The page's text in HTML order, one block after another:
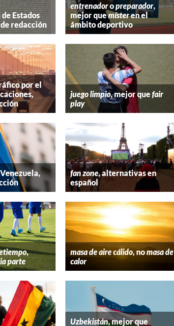
Estados
redacción
entrenadoropreparador,
mejor quemísteren el
ámbito deportivo
por el
juego limpio, mejor quefair
play
fan zone, alternativas en
español
,
parte
masa de aire cálido, nomasa de
calor
Uzbekistán, mejor que